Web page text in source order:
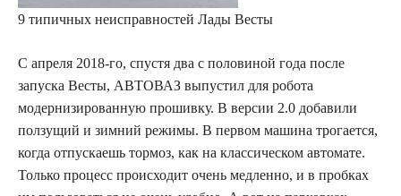
9 типичных неисправностей Лады Весты
С апреля 2018‑го, спустя два с половиной года после
запуска Весты, ­АВТОВАЗ выпустил для робота
модернизированную прошивку. В версии 2.0 добавили
ползущий и зимний режимы. В первом машина трогается,
когда отпускаешь тормоз, как на классическом автомате.
Только процесс происходит очень медленно, и в пробках